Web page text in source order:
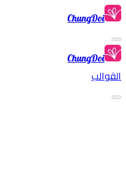
ChungDoi
ChungDoi
القوالب